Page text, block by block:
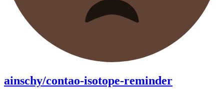
ainschy/contao-isotope-reminder